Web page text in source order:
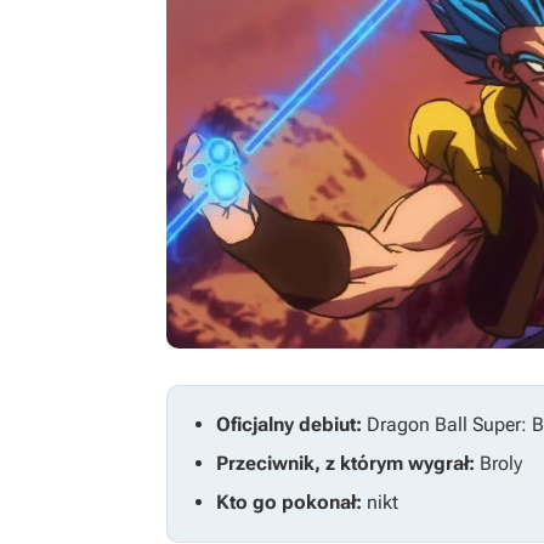
Oficjalny debiut: Dragon Ball Super:
Przeciwnik, z którym wygrał: Broly
Kto go pokonał: nikt